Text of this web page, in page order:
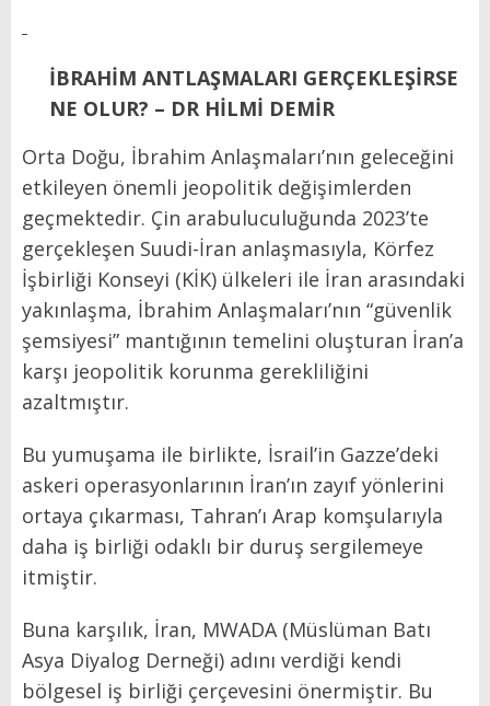
İBRAHİM ANTLAŞMALARI GERÇEKLEŞİRSE
NE OLUR? – DR HİLMİ DEMİR
Orta Doğu, İbrahim Anlaşmaları’nın geleceğini
etkileyen önemli jeopolitik değişimlerden
geçmektedir. Çin arabuluculuğunda 2023’te
gerçekleşen Suudi-İran anlaşmasıyla, Körfez
İşbirliği Konseyi (KİK) ülkeleri ile İran arasındaki
yakınlaşma, İbrahim Anlaşmaları’nın “güvenlik
şemsiyesi” mantığının temelini oluşturan İran’a
karşı jeopolitik korunma gerekliliğini
azaltmıştır.
Bu yumuşama ile birlikte, İsrail’in Gazze’deki
askeri operasyonlarının İran’ın zayıf yönlerini
ortaya çıkarması, Tahran’ı Arap komşularıyla
daha iş birliği odaklı bir duruş sergilemeye
itmiştir.
Buna karşılık, İran, MWADA (Müslüman Batı
Asya Diyalog Derneği) adını verdiği kendi
bölgesel iş birliği çerçevesini önermiştir. Bu